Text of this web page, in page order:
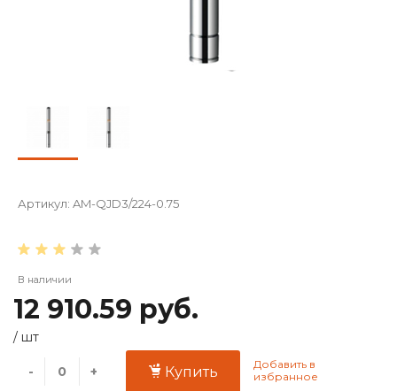
Артикул: AM-QJD3/224-0.75
В наличии
12 910.59 руб.
/ шт
- + Купить